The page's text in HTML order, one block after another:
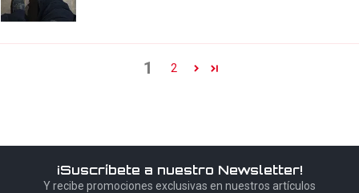
1 2
¡Suscríbete a nuestro Newsletter!
Y recibe promociones exclusivas en nuestros artículos